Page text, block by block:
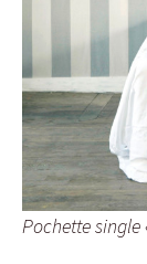
Pochette single